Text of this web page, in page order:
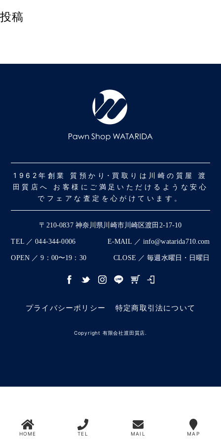
投稿
1962年創業 質預かり･買取りは川崎の質屋 渡
田質店へ お客様にご満足いただけるような安心
でフェアな査定を心がけています。
〒210-0837 神奈川県川崎市川崎区渡田2-17-10
TEL ／ 044-344-0006 E-MAIL ／ info@watarida710.com
OPEN ／ 9：00〜19：30 CLOSE ／ 毎週水曜日・日曜日
プライバシーポリシー 特定商取引法について
Copyright 有限会社渡田質店.
HOME TEL MAIL MAP